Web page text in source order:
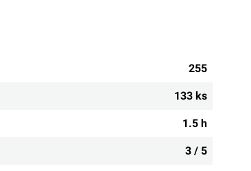
255
133 ks
1.5 h
3 / 5